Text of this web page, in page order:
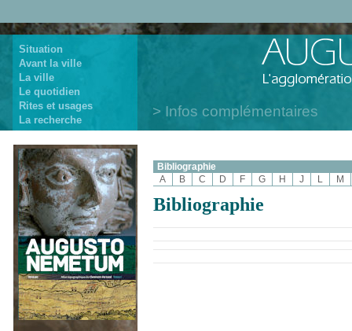
Situation
Avant la ville
La ville
Le quotidien
Rites et usages
La recherche
Infos complémentaires
Bibliographie
A
B C D F G H J L M
Bibliographie